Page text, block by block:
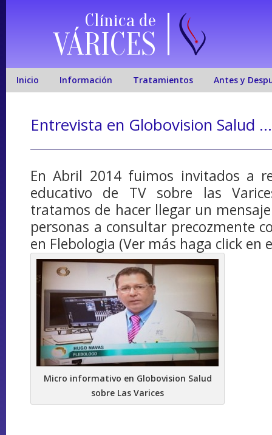
Clínica de
VÁRICES
Inicio Información Tratamientos Antes y
Entrevista en Globovision Salud
En Abril 2014 fuimos invitados a
educativo de TV sobre las
tratamos de hacer llegar un
personas a consultar precozmente
en Flebologia (Ver más haga click en
Micro informativo en Globovision Salud
sobre Las Varices